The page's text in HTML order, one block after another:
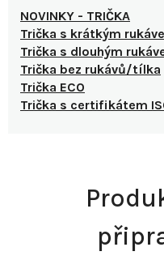
NOVINKY - TRIČKA
Trička s krátkým
Trička s dlouhým
Trička bez rukávů/tílka
Trička ECO
Trička s certifikátem